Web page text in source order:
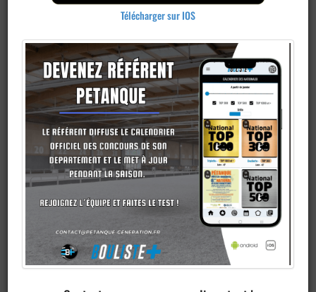
Publier un
concours
Ajouter un
club
Télécharger sur IOS